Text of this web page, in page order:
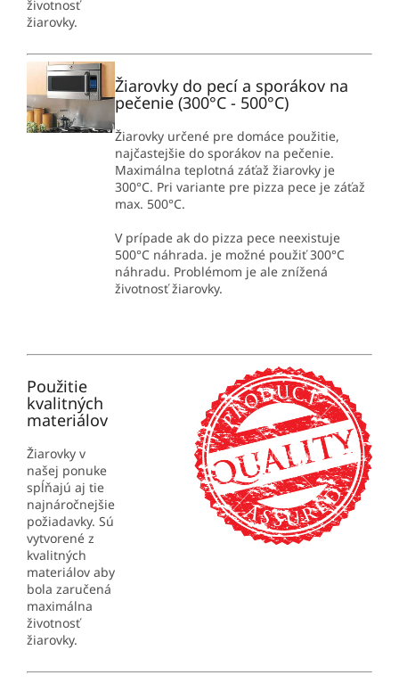
životnosť
žiarovky.
Žiarovky do pecí a sporákov na
pečenie (300°C - 500°C)
Žiarovky určené pre domáce použitie,
najčastejšie do sporákov na pečenie.
Maximálna teplotná záťaž žiarovky je
300°C. Pri variante pre pizza pece je záťaž
max. 500°C.
V prípade ak do pizza pece neexistuje
500°C náhrada. je možné použiť 300°C
náhradu. Problémom je ale znížená
životnosť žiarovky.
Použitie
kvalitných
materiálov
Žiarovky v
našej ponuke
spĺňajú aj tie
najnáročnejšie
požiadavky. Sú
vytvorené z
kvalitných
materiálov aby
bola zaručená
maximálna
životnosť
žiarovky.